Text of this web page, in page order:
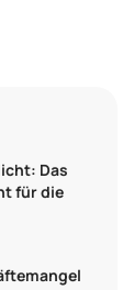
Das
für die